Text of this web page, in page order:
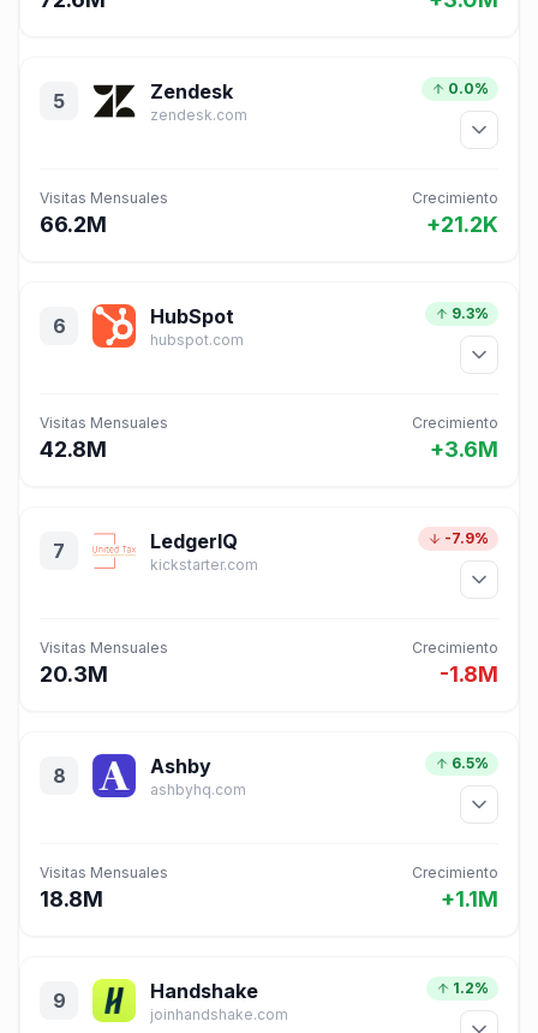
5 Zendesk
zendesk.com
0.0%
Visitas Mensuales
66.2M
Crecimiento
+21.2K
6 HubSpot
hubspot.com
9.3%
Visitas Mensuales
42.8M
Crecimiento
+3.6M
7 LedgerIQ
kickstarter.com
-7.9%
Visitas Mensuales
20.3M
Crecimiento
-1.8M
8 Ashby
ashbyhq.com
6.5%
Visitas Mensuales
18.8M
Crecimiento
+1.1M
9 Handshake
joinhandshake.com
1.2%